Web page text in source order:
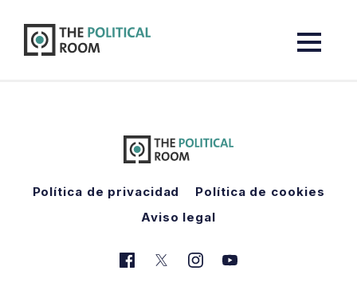
Política de privacidad
Política de cookies
Aviso legal